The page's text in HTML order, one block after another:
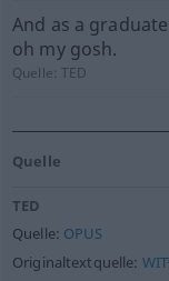
And as a
oh my gosh.
Quelle:TED
Quelle
TED
Quelle: OPUS
Originaltextquelle: